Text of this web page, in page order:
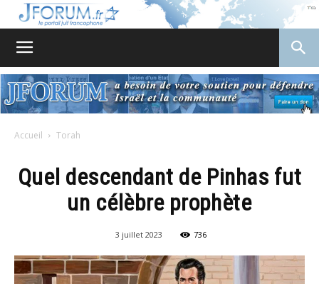
Accueil Torah
Quel descendant de Pinhas fut
un célèbre prophète
3 juillet 2023 736